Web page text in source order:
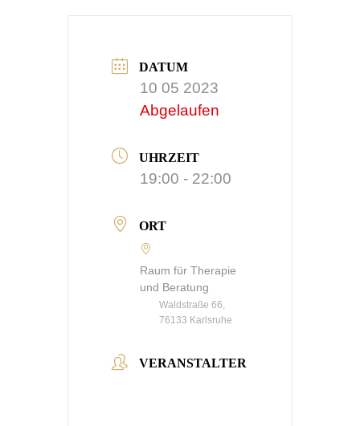
DATUM
10 05 2023
Abgelaufen
UHRZEIT
19:00 - 22:00
ORT
Raum für Therapie
und Beratung
Waldstraße 66,
76133 Karlsruhe
VERANSTALTER